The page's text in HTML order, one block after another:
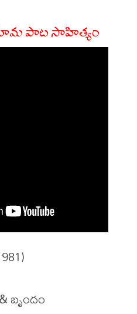
పాట సాహిత్యం
బృందం